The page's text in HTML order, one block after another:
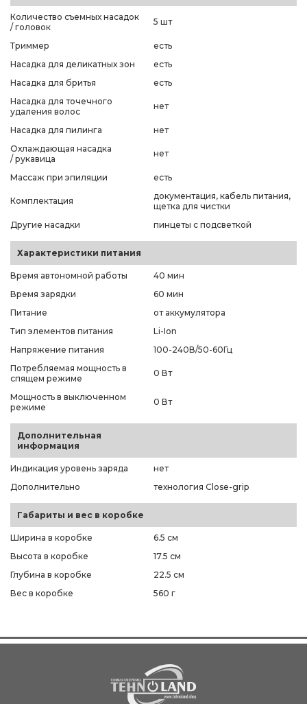
Количество съемных насадок
/ головок
5 шт
Триммер
есть
Насадка для деликатных зон
есть
Насадка для бритья
есть
Насадка для точечного
удаления волос
нет
Насадка для пилинга
нет
Охлаждающая насадка
/ рукавица
нет
Массаж при эпиляции есть
Комплектация
документация, кабель питания,
щетка для чистки
Другие насадки
пинцеты с подсветкой
Характеристики питания
Время автономной работы
40 мин
Время зарядки
60 мин
Питание
от аккумулятора
Тип элементов питания
Li-Ion
Напряжение питания
100-240В/50-60Гц
Потребляемая мощность в
спящем режиме
0 Вт
Мощность в выключенном
режиме
0 Вт
Дополнительная
информация
Индикация уровень заряда
нет
Дополнительно
технология Close-grip
Габариты и вес в коробке
Ширина в коробке
6.5 см
Высота в коробке
17.5 см
Глубина в коробке
22.5 см
Вес в коробке
560 г